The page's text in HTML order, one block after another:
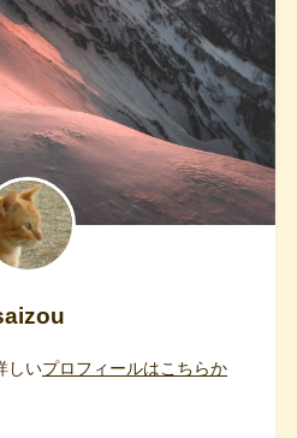
しいプロフィールはこちらか